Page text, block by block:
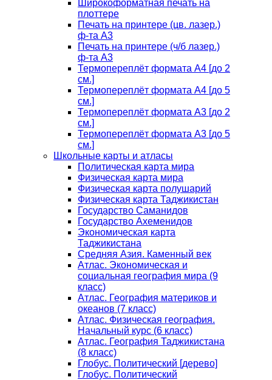
Широкоформатная печать на
плоттере
Печать на принтере (цв. лазер.)
ф-та А3
Печать на принтере (ч/б лазер.)
ф-та А3
Термопереплёт формата А4 [до 2
см.]
Термопереплёт формата А4 [до 5
см.]
Термопереплёт формата А3 [до 2
см.]
Термопереплёт формата А3 [до 5
см.]
Школьные карты и атласы
Политическая карта мира
Физическая карта мира
Физическая карта полушарий
Физическая карта Таджикистан
Государство Саманидов
Государство Ахеменидов
Экономическая карта
Таджикистана
Средняя Азия. Каменный век
Атлас. Экономическая и
социальная география мира (9
класс)
Атлас. География материков и
океанов (7 класс)
Атлас. Физическая география.
Начальный курс (6 класс)
Атлас. География Таджикистана
(8 класс)
Глобус. Политический [дерево]
Глобус. Политический